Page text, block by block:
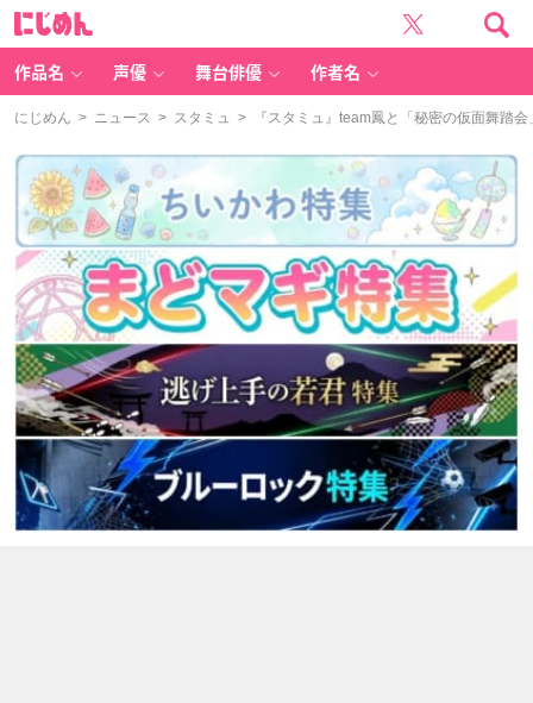
作品名 声優 舞台俳優 作者名
にじめん > ニュース > スタミュ > 『スタミュ』team鳳と「秘密の仮面舞踏